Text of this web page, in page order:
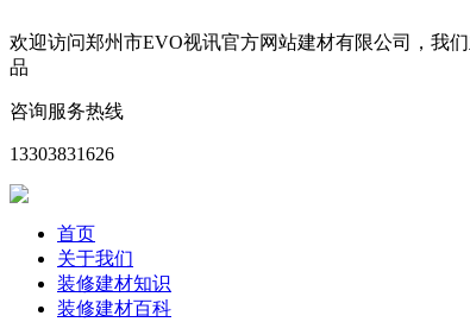
欢迎访问郑州市EVO视讯官方网站建材有限公司，我
品
咨询服务热线
13303831626
首页
关于我们
装修建材知识
装修建材百科